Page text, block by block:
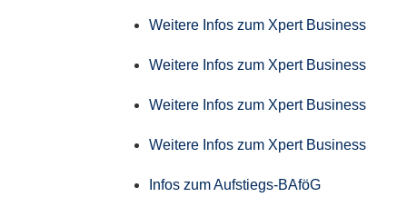
Weitere Infos zum Xpert Business
Weitere Infos zum Xpert Business
Weitere Infos zum Xpert Business
Weitere Infos zum Xpert Business
Infos zum Aufstiegs-BAföG